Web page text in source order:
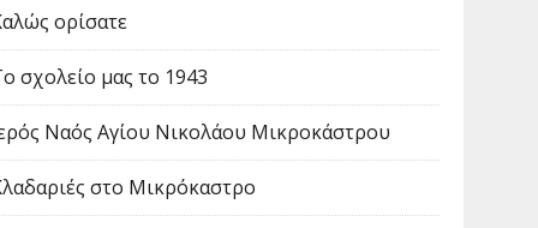
ορίσατε
σχολείο μας το 1943
Ναός Αγίου Νικολάου Μικροκάστρου
στο Μικρόκαστρο